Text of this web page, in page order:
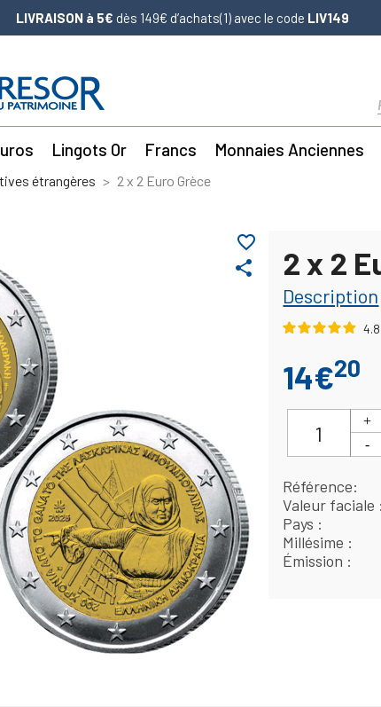
LIVRAISON à 5€ dès 149€ d’achats(1) avec le code LIV149
Lingots Or Francs Monnaies Anciennes
étrangères 2 x 2 Euro Grèce
share
favorite_border
2 x 2
Description
4.8
14€20
Référence
Valeur faciale
Pays
Millésime
Émission